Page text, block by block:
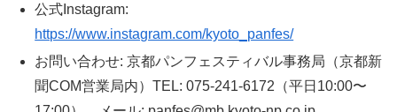
公式Instagram:
https://www.instagram.com/kyoto_panfes/
お問い合わせ: 京都パンフェスティバル事務局（京都新
聞COM営業局内）TEL: 075-241-6172（平日10:00〜